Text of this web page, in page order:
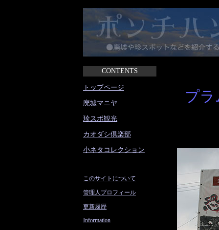
CONTENTS
トップページ
廃墟マニヤ
珍スポ観光
カオダシ倶楽部
小ネタコレクション
このサイトについて
管理人プロフィール
更新履歴
Information
プラ